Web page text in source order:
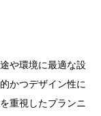
や環境に最適な設
かつデザイン性に
重視したプランニ